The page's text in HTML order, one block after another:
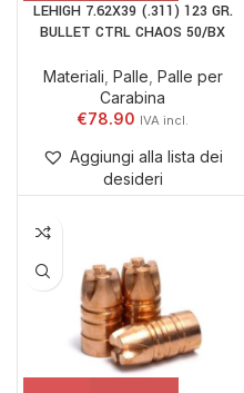
LEHIGH 7.62X39 (.311) 123 GR.
BULLET CTRL CHAOS 50/BX
Materiali Palle Palle per
Carabina
€78.90
Aggiungi alla lista dei
desideri